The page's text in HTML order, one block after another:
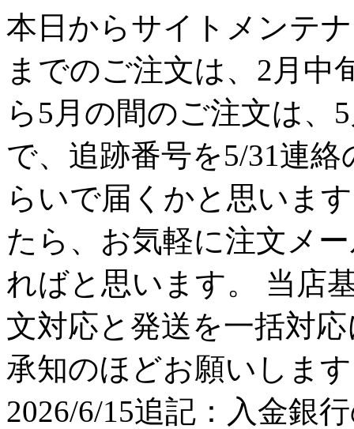
本日からサイトメンテ
までのご注文は、2月中
ら5月の間のご注文は、
で、追跡番号を5/31連
らいで届くかと思いま
たら、お気軽に注文メ
ればと思います。 当店
文対応と発送を一括対
承知のほどお願いしま
2026/6/15追記：入金銀